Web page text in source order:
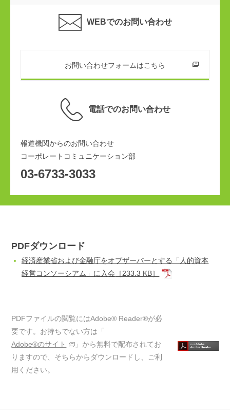
WEBでのお問い合わせ
お問い合わせフォームはこちら
電話でのお問い合わせ
報道機関からのお問い合わせ
コーポレートコミュニケーション部
03-6733-3033
PDFダウンロード
経済産業省および金融庁をオブザーバーとする「人的資本
経営コンソーシアム」に入会 ［233.3 KB］
PDFファイルの閲覧にはAdobe® Reader®が必
要です。お持ちでない方は「
Adobe®のサイト
」から無料で配布されてお
りますので、そちらからダウンロードし、ご利
用ください。